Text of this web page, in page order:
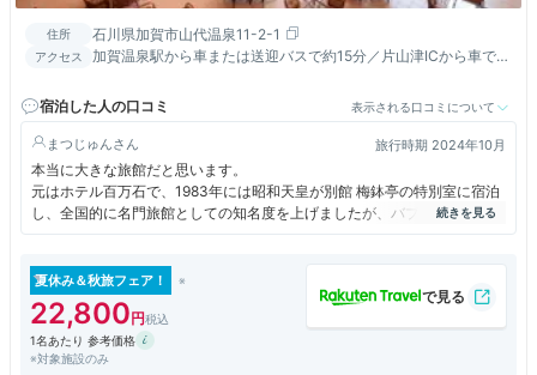
住所 石川県加賀市山代温泉11-2-1
アクセス
加賀温泉駅から車または送迎バスで約15分／片山津ICから車で約
宿泊した人の口コミ
表示される口コミについて
まつじゅん 旅行時期 2024年10月
本当に大きな旅館だと思います。
元はホテル百万石で、1983年には昭和天皇が別館 梅鉢亭の特別室に宿泊
し、全国的に名門旅館としての知名度を上げましたが、バブル崩壊後の長
引く不況等により、業績不振に陥り2010年に経営破綻。
みやびの宿 加賀百万石」としてリニューアルオープンしましたが、2020
年から2021年秋に、雇用調整助成金の不正受給が発覚し、その後（株）
みやびの宿加賀百万石が設立され、運営にあたっており、2022年10月に
創業家出身者が社長に就任しています。
バブル期の、表と裏を象徴する旅館だったのですね。
夏休み＆秋旅フェア！
22,800
1名あたり 参考価格
※対象施設のみ